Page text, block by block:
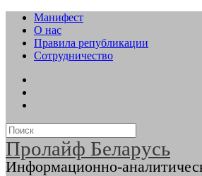
Манифест
О нас
Правила републикации
Сотрудничество
Пролайф Беларусь
Информационно-